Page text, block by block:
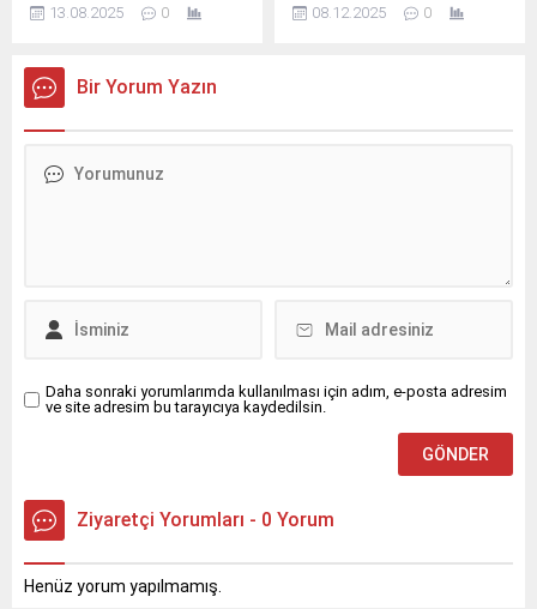
Belediyesi İSU Genel
nüfus ve su tüketiminin
katlanarak arttığı
karşılamak amacıyla
13.08.2025 0
hizmeti alan yurttaşları ev
08.12.2025 0
Bir Yorum Yazın
Daha sonraki yorumlarımda kullanılması için adım, e-posta adresim
ve site adresim bu tarayıcıya kaydedilsin.
Ziyaretçi Yorumları - 0 Yorum
Henüz yorum yapılmamış.